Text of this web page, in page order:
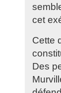
cet
Cette
Des